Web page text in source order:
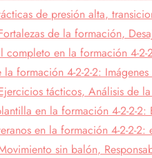
de presión alta,
de la formación,
completo en la formación 4-
formación 4-2-2-2:
tácticos, Análisis de
en la formación 4-2-2-
en la formación 4-2-2-
sin balón,